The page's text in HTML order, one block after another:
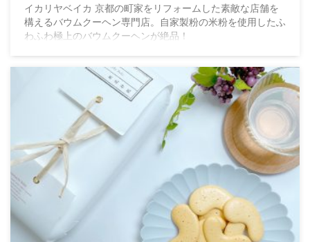
イカリヤベイカ 京都の町家をリフォームした素敵な店舗を
構えるバウムクーヘン専門店。自家製粉の米粉を使用したふ
わふわ極上のバウムクーヘンが絶品！